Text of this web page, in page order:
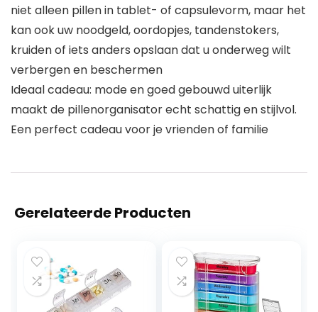
niet alleen pillen in tablet- of capsulevorm, maar het
kan ook uw noodgeld, oordopjes, tandenstokers,
kruiden of iets anders opslaan dat u onderweg wilt
verbergen en beschermen
Ideaal cadeau: mode en goed gebouwd uiterlijk
maakt de pillenorganisator echt schattig en stijlvol.
Een perfect cadeau voor je vrienden of familie
Gerelateerde Producten